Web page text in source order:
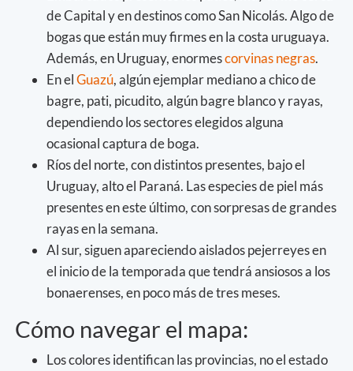
de Capital y en destinos como San Nicolás. Algo de
bogas que están muy firmes en la costa uruguaya.
Además, en Uruguay, enormescorvinas negras.
En elGuazú, algún ejemplar mediano a chico de
bagre, pati, picudito, algún bagre blanco y rayas,
dependiendo los sectores elegidos alguna
ocasional captura de boga.
Ríos del norte, con distintos presentes, bajo el
Uruguay, alto el Paraná. Las especies de piel más
presentes en este último, con sorpresas de grandes
rayas en la semana.
Al sur, siguen apareciendo aislados pejerreyes en
el inicio de la temporada que tendrá ansiosos a los
bonaerenses, en poco más de tres meses.
Cómo navegar el mapa:
Los colores identifican las provincias, no el estado